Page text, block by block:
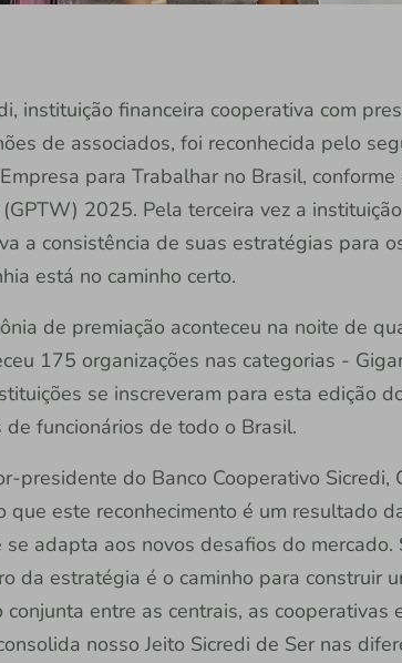
instituição financeira cooperativa com
de associados, foi reconhecida pelo
para Trabalhar no Brasil,
2025. Pela terceira vez a
a consistência de suas estratégias para
está no caminho certo.
de premiação aconteceu na noite de
175 organizações nas categorias -
se inscreveram para esta edição
de funcionários de todo o Brasil.
presidente do Banco Cooperativo Sicredi,
que este reconhecimento é um resultado
se adapta aos novos desafios do
da estratégia é o caminho para construir
conjunta entre as centrais, as cooperativas
nosso Jeito Sicredi de Ser nas